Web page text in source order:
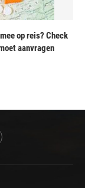
op reis? Check
aanvragen